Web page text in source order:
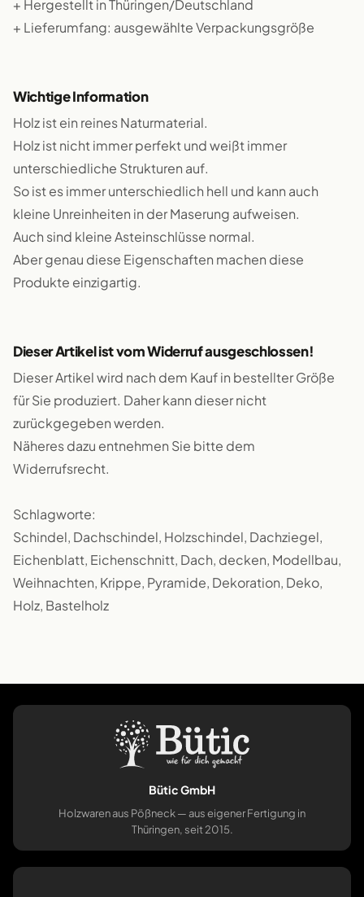
+ Hergestellt in Thüringen/Deutschland
+ Lieferumfang: ausgewählte Verpackungsgröße
Wichtige Information
Holz ist ein reines Naturmaterial.
Holz ist nicht immer perfekt und weißt immer
unterschiedliche Strukturen auf.
So ist es immer unterschiedlich hell und kann auch
kleine Unreinheiten in der Maserung aufweisen.
Auch sind kleine Asteinschlüsse normal.
Aber genau diese Eigenschaften machen diese
Produkte einzigartig.
Dieser Artikel ist vom Widerruf ausgeschlossen!
Dieser Artikel wird nach dem Kauf in bestellter Größe
für Sie produziert. Daher kann dieser nicht
zurückgegeben werden.
Näheres dazu entnehmen Sie bitte dem
Widerrufsrecht.
Schlagworte:
Schindel, Dachschindel, Holzschindel, Dachziegel,
Eichenblatt, Eichenschnitt, Dach, decken, Modellbau,
Weihnachten, Krippe, Pyramide, Dekoration, Deko,
Holz, Bastelholz
Bütic GmbH
Holzwaren aus Pößneck — aus eigener Fertigung in
Thüringen, seit 2015.